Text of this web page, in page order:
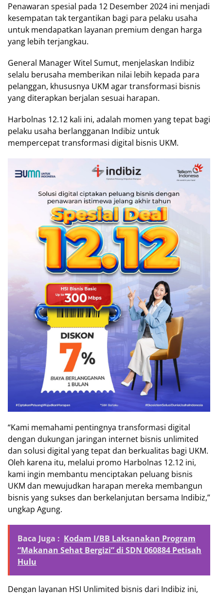
Penawaran spesial pada 12 Desember 2024 ini menjadi
kesempatan tak tergantikan bagi para pelaku usaha
untuk mendapatkan layanan premium dengan harga
yang lebih terjangkau.
General Manager Witel Sumut, menjelaskan Indibiz
selalu berusaha memberikan nilai lebih kepada para
pelanggan, khususnya UKM agar transformasi bisnis
yang diterapkan berjalan sesuai harapan.
Harbolnas 12.12 kali ini, adalah momen yang tepat bagi
pelaku usaha berlangganan Indibiz untuk
mempercepat transformasi digital bisnis UKM.
“Kami memahami pentingnya transformasi digital
dengan dukungan jaringan internet bisnis unlimited
dan solusi digital yang tepat dan berkualitas bagi UKM.
Oleh karena itu, melalui promo Harbolnas 12.12 ini,
kami ingin membantu menciptakan peluang bisnis
UKM dan mewujudkan harapan mereka membangun
bisnis yang sukses dan berkelanjutan bersama Indibiz,”
ungkap Agung.
Baca Juga : Kodam I/BB Laksanakan Program
“Makanan Sehat Bergizi” di SDN 060884 Petisah
Hulu
Dengan layanan HSI Unlimited bisnis dari Indibiz ini,